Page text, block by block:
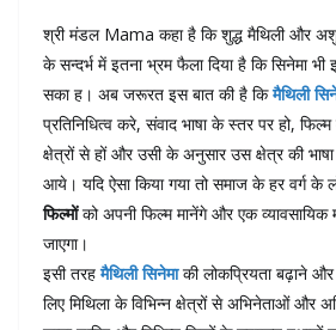
श्री मंडल Mama कहा है कि शुद्ध मैथिली और
के सन्दर्भ में इतना भ्रम फैला दिया है कि सिनेमा
सका ह। अब जरूरत इस बात की है किमैथिली
प्रतिनिधित्व करे, संवाद भाषा के स्तर पर हो,
क्षेत्रों से हों और उसी के अनुसार उस क्षेत्र की
आये। यदि ऐसा किया गया तो समाज के हर वर्ग के
फिल्मोंको अपनी फिल्म मानेंगे और एक
जाएगा।
इसी तरहमैथिली सिनेमाकी लोकप्रियता बढ़ाने
लिए मिथिला के विभिन्न क्षेत्रों से अभिनेताओं और